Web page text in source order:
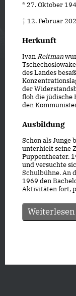
* 27. Oktober
† 12. Februar
Herkunft
IvanReitman
des Landes
der
floh die jüdische
den
Ausbildung
Schon als Junge
unterhielt seine
Puppentheater.
und versuchte
Schulbühne. An
1969 den
Aktivitäten fort,
Weiterlesen